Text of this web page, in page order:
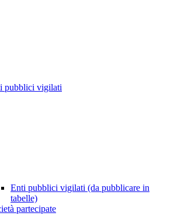
pubblici vigilati
Enti pubblici vigilati (da pubblicare in
tabelle)
partecipate